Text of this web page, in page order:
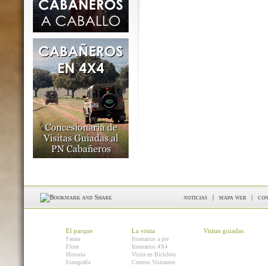
noticias | mapa web |
El parque
Fauna
Flora
Historia
Etnografía
La visita
Itinerarios a pie
Itinerarios 4X4
Visita en Bicicleta
Centros Visitantes
Visitas guiadas